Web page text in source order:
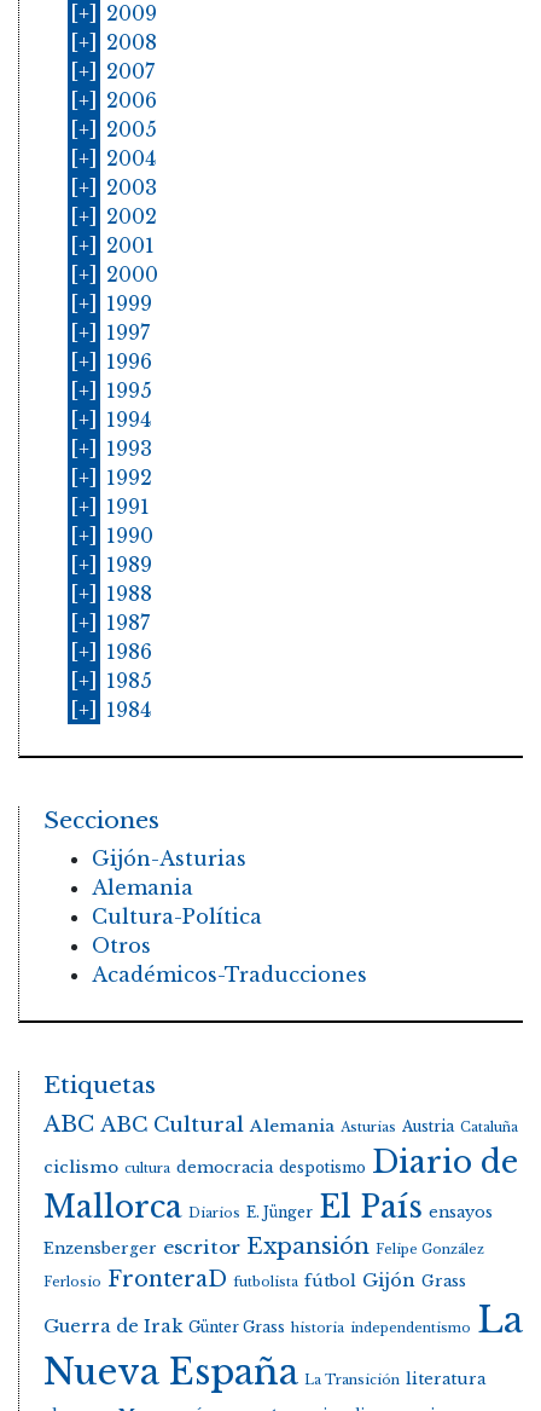
[+]
2009
[+]
2008
[+]
2007
[+]
2006
[+]
2005
[+]
2004
[+]
2003
[+]
2002
[+]
2001
[+]
2000
[+]
1999
[+]
1997
[+]
1996
[+]
1995
[+]
1994
[+]
1993
[+]
1992
[+]
1991
[+]
1990
[+]
1989
[+]
1988
[+]
1987
[+]
1986
[+]
1985
[+]
1984
Secciones
Gijón-Asturias
Alemania
Cultura-Política
Otros
Académicos-Traducciones
Etiquetas
ABC ABC Cultural Alemania Asturias Austria Cataluña
ciclismo cultura democracia despotismo Diario de
Mallorca Diarios E. Jünger El País ensayos
Enzensberger escritor Expansión Felipe González
Ferlosio FronteraD futbolista fútbol Gijón Grass
Guerra de Irak Günter Grass historia independentismo La
Nueva España La Transición literatura